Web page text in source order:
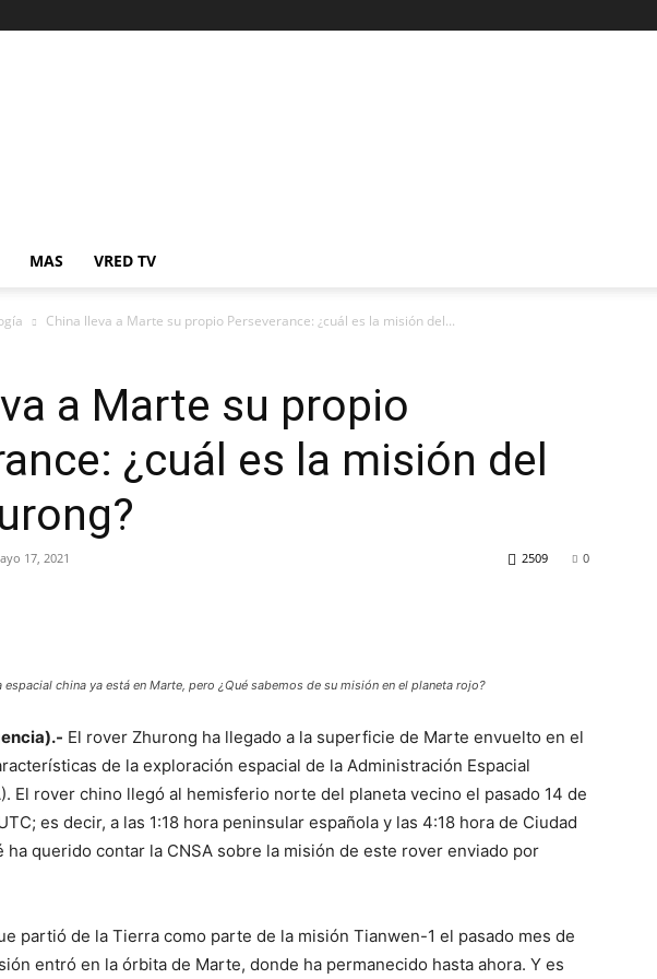
MAS VRED TV
China lleva a Marte su propio Perseverance: ¿cuál es la misión del...
a Marte su propio
¿cuál es la misión del
17, 2021 0
2509
china ya está en Marte, pero ¿Qué sabemos de su misión en el planeta rojo?
El rover Zhurong ha llegado a la superficie de Marte envuelto en el
de la exploración espacial de la Administración Espacial
El rover chino llegó al hemisferio norte del planeta vecino el pasado 14 de
es decir, a las 1:18 hora peninsular española y las 4:18 hora de Ciudad
ha querido contar la CNSA sobre la misión de este rover enviado por
partió de la Tierra como parte de la misión Tianwen-1 el pasado mes de
entró en la órbita de Marte, donde ha permanecido hasta ahora. Y es